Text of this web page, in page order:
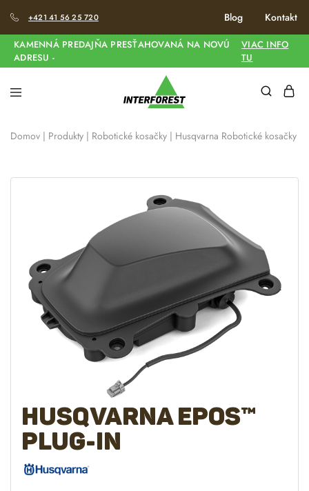
+421 41 56 25 720 Blog Kontakt
KAMENNÁ PREDAJŇA PRESŤAHOVANÁ NA NOVÚ
ADRESU -
VIAC INFO
TU
Domov | Produkty | Robotické kosačky | Husqvarna Robotické kosačky
Husqvarna EPOS™
Plug-in